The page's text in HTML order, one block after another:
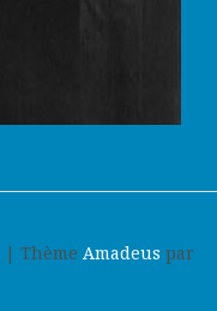
| Thème Amadeus par